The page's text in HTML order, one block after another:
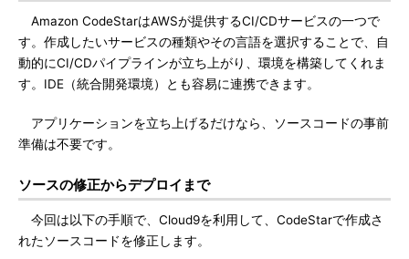
Amazon CodeStarはAWSが提供するCI/CDサービスの一つで
す。作成したいサービスの種類やその言語を選択することで、自
動的にCI/CDパイプラインが立ち上がり、環境を構築してくれま
す。IDE（統合開発環境）とも容易に連携できます。
アプリケーションを立ち上げるだけなら、ソースコードの事前
準備は不要です。
ソースの修正からデプロイまで
今回は以下の手順で、Cloud9を利用して、CodeStarで作成さ
れたソースコードを修正します。